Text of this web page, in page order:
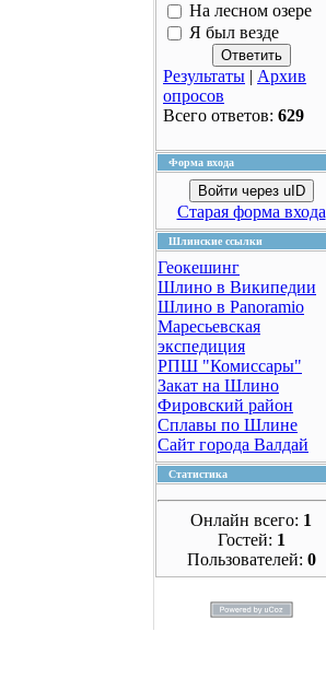
На лесном озере
Я был везде
Результаты | Архив
опросов
Всего ответов: 629
Форма входа
Войти через uID
Старая форма входа
Шлинские ссылки
Геокешинг
Шлино в Википедии
Шлино в Panoramio
Маресьевская
экспедиция
РПШ "Комиссары"
Закат на Шлино
Фировский район
Сплавы по Шлине
Сайт города Валдай
Статистика
Онлайн всего: 1
Гостей: 1
Пользователей: 0